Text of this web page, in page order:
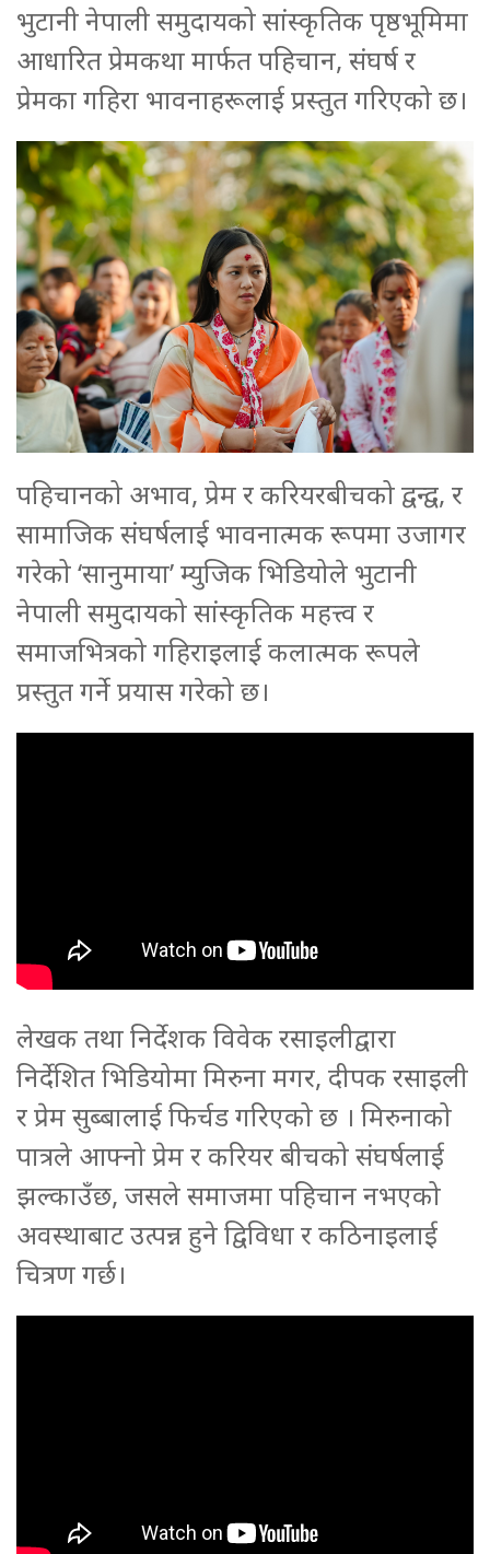
भुटानी नेपाली समुदायको सांस्कृतिक पृष्ठभूमिमा
आधारित प्रेमकथा मार्फत पहिचान, संघर्ष र
प्रेमका गहिरा भावनाहरूलाई प्रस्तुत गरिएको छ।
पहिचानको अभाव, प्रेम र करियरबीचको द्वन्द्व, र
सामाजिक संघर्षलाई भावनात्मक रूपमा उजागर
गरेको ‘सानुमाया’ म्युजिक भिडियोले भुटानी
नेपाली समुदायको सांस्कृतिक महत्त्व र
समाजभित्रको गहिराइलाई कलात्मक रूपले
प्रस्तुत गर्ने प्रयास गरेको छ।
लेखक तथा निर्देशक विवेक रसाइलीद्वारा
निर्देशित भिडियोमा मिरुना मगर, दीपक रसाइली
र प्रेम सुब्बालाई फिर्चड गरिएको छ । मिरुनाको
पात्रले आफ्नो प्रेम र करियर बीचको संघर्षलाई
झल्काउँछ, जसले समाजमा पहिचान नभएको
अवस्थाबाट उत्पन्न हुने द्विविधा र कठिनाइलाई
चित्रण गर्छ।